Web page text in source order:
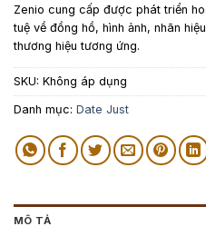
Zenio cung cấp được phát triển
tuệ về đồng hồ, hình ảnh, nhãn
thương hiệu tương ứng.
SKU: Không áp dụng
Danh mục: Date Just
MÔ TẢ